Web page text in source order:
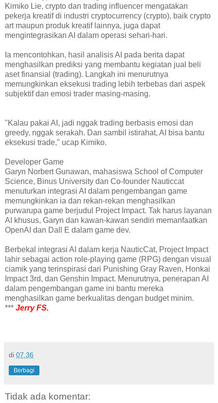
Kimiko Lie, crypto dan trading influencer mengatakan
pekerja kreatif di industri cryptocurrency (crypto), baik crypto
art maupun produk kreatif lainnya, juga dapat
mengintegrasikan AI dalam operasi sehari-hari.
Ia mencontohkan, hasil analisis AI pada berita dapat
menghasilkan prediksi yang membantu kegiatan jual beli
aset finansial (trading). Langkah ini menurutnya
memungkinkan eksekusi trading lebih terbebas dari aspek
subjektif dan emosi trader masing-masing.
"Kalau pakai AI, jadi nggak trading berbasis emosi dan
greedy, nggak serakah. Dan sambil istirahat, AI bisa bantu
eksekusi trade," ucap Kimiko.
Developer Game
Garyn Norbert Gunawan, mahasiswa School of Computer
Science, Binus University dan Co-founder Nauticcat
menuturkan integrasi AI dalam pengembangan game
memungkinkan ia dan rekan-rekan menghasilkan
purwarupa game berjudul Project Impact. Tak harus layanan
AI khusus, Garyn dan kawan-kawan sendiri memanfaatkan
OpenAI dan Dall E dalam game dev.
Berbekal integrasi AI dalam kerja NauticCat, Project Impact
lahir sebagai action role-playing game (RPG) dengan visual
ciamik yang terinspirasi dari Punishing Gray Raven, Honkai
Impact 3rd, dan Genshin Impact. Menurutnya, penerapan AI
dalam pengembangan game ini bantu mereka
menghasilkan game berkualitas dengan budget minim.
*** Jerry FS.
di 07.36
Berbagi
Tidak ada komentar: